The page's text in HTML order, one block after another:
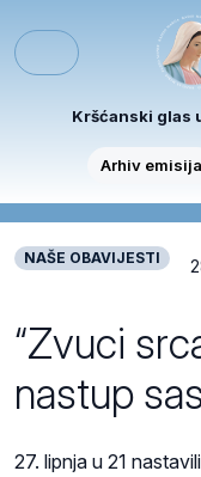
Menu
Kršćanski glas
Arhiv emisija
NAŠE OBAVIJESTI
“Zvuci
nastup
27. lipnja u 21